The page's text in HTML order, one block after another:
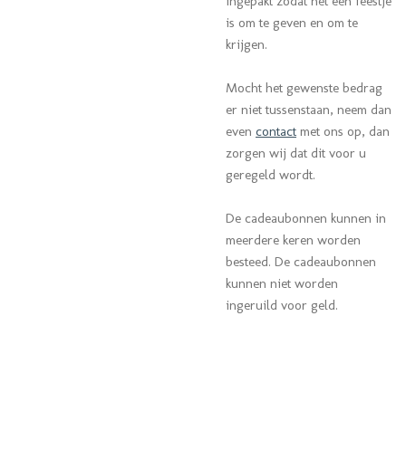
is om te geven en om te
krijgen.
Mocht het gewenste bedrag
er niet tussenstaan, neem dan
even contact met ons op, dan
zorgen wij dat dit voor u
geregeld wordt.
De cadeaubonnen kunnen in
meerdere keren worden
besteed. De cadeaubonnen
kunnen niet worden
ingeruild voor geld.